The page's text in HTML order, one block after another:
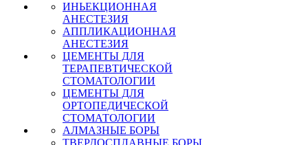
ИНЬЕКЦИОННАЯ
АНЕСТЕЗИЯ
АППЛИКАЦИОННАЯ
АНЕСТЕЗИЯ
ЦЕМЕНТЫ ДЛЯ
ТЕРАПЕВТИЧЕСКОЙ
СТОМАТОЛОГИИ
ЦЕМЕНТЫ ДЛЯ
ОРТОПЕДИЧЕСКОЙ
СТОМАТОЛОГИИ
АЛМАЗНЫЕ БОРЫ
ТВЕРДОСПЛАВНЫЕ БОРЫ